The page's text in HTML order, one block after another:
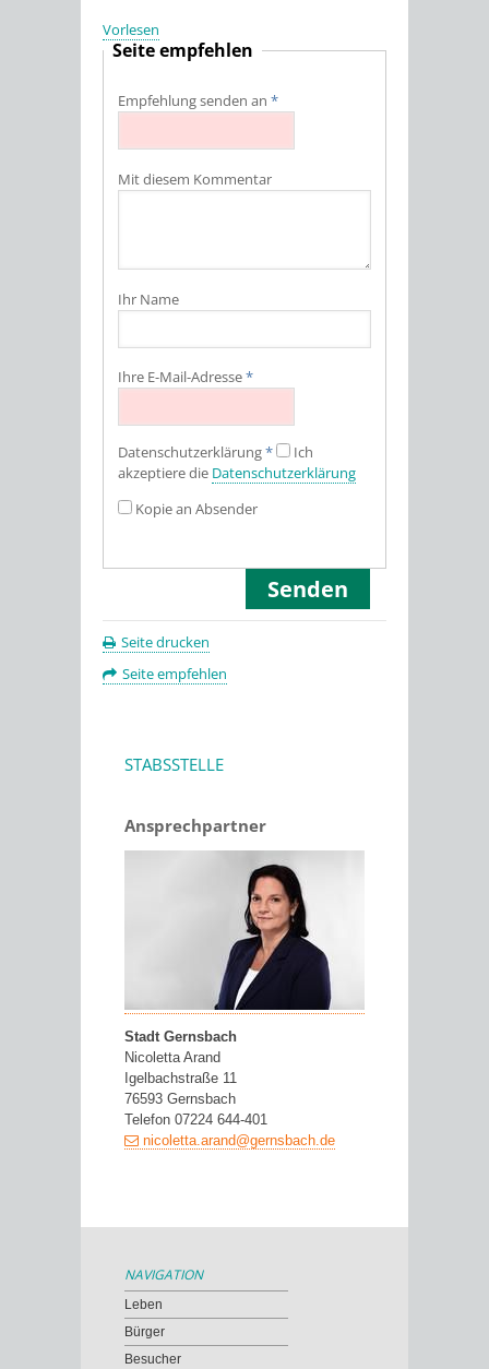
Vorlesen
Seite empfehlen
Empfehlung senden an *
Mit diesem Kommentar
Ihr Name
Ihre E-Mail-Adresse*
Datenschutz­erklärung*
Ich
akzeptiere die Datenschutz­erklärung
Kopie an Absender
Seite drucken
Seite empfehlen
STABSSTELLE
Ansprechpartner
Stadt Gernsbach
Nicoletta Arand
Igelbachstraße 11
76593 Gernsbach
Telefon 07224 644-401
nicoletta.arand@gernsbach.de
NAVIGATION
Leben
Bürger
Besucher